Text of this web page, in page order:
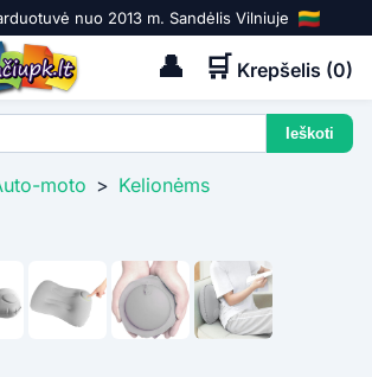
nuo 2013 m. Sandėlis Vilniuje
👤 🛒 Krepšelis (0)
moto > Kelionėms